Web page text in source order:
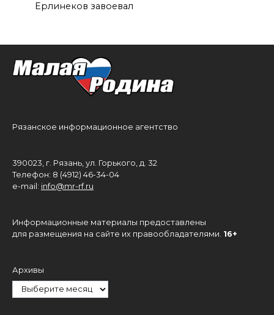
Ерлинеков завоевал
Рязанское информационное агентство
390023, г. Рязань, ул. Горького, д. 32
Телефон: 8 (4912) 46-34-04
e-mail: info@mr-rf.ru
Информационные материалы предоставлены
для размещения на сайте их правообладателями. 16+
Архивы